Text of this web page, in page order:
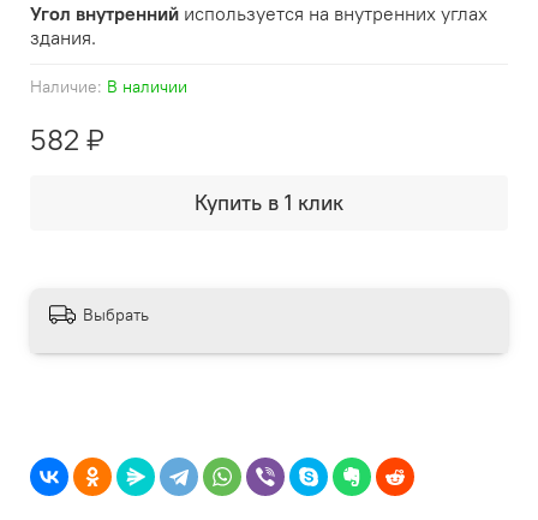
Наличие: В наличии
582 ₽
Купить в 1 клик
Угол внутренний используется на внутренних углах
здания.
Выбрать